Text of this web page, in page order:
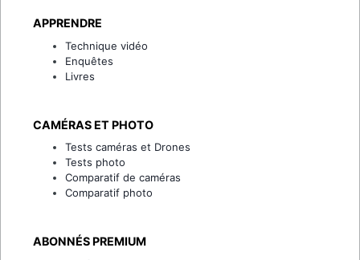
APPRENDRE
Technique vidéo
Enquêtes
Livres
CAMÉRAS ET PHOTO
Tests caméras et Drones
Tests photo
Comparatif de caméras
Comparatif photo
ABONNÉS PREMIUM